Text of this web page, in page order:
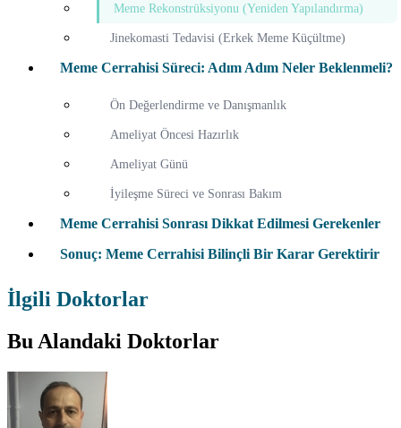
Meme Rekonstrüksiyonu (Yeniden Yapılandırma)
Jinekomasti Tedavisi (Erkek Meme Küçültme)
Meme Cerrahisi Süreci: Adım Adım Neler Beklenmeli?
Ön Değerlendirme ve Danışmanlık
Ameliyat Öncesi Hazırlık
Ameliyat Günü
İyileşme Süreci ve Sonrası Bakım
Meme Cerrahisi Sonrası Dikkat Edilmesi Gerekenler
Sonuç: Meme Cerrahisi Bilinçli Bir Karar Gerektirir
İlgili Doktorlar
Bu Alandaki Doktorlar